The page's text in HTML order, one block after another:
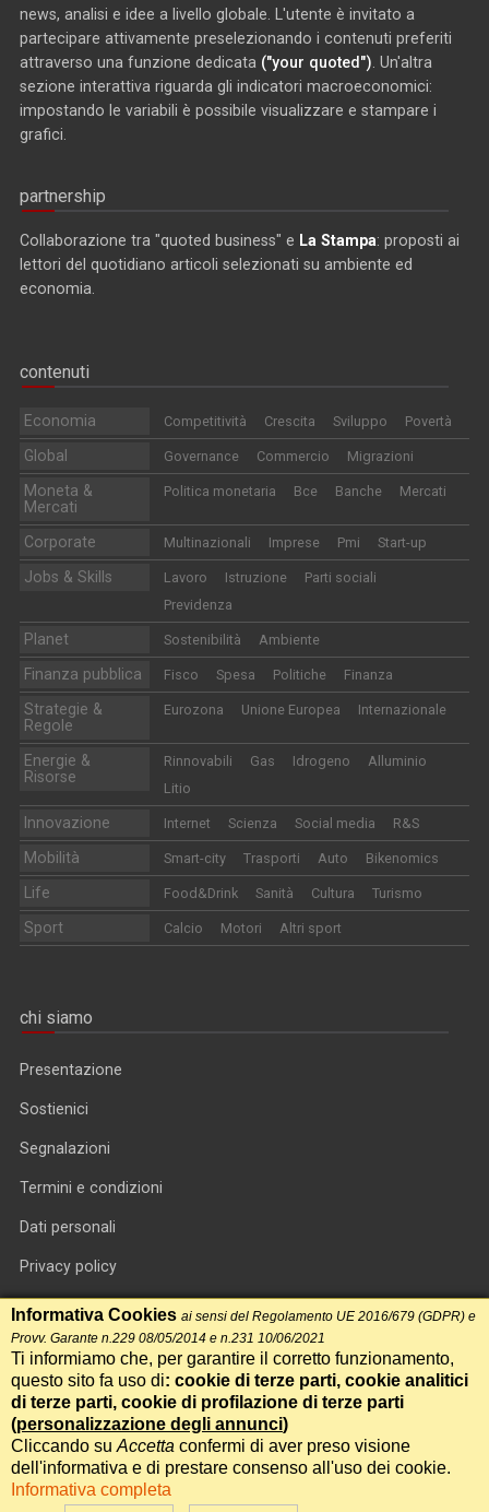
news, analisi e idee a livello globale. L'utente è invitato a
partecipare attivamente preselezionando i contenuti preferiti
attraverso una funzione dedicata ("your quoted") . Un'altra
sezione interattiva riguarda gli indicatori macroeconomici:
impostando le variabili è possibile visualizzare e stampare i
grafici.
partnership
Collaborazione tra "quoted business" e La Stampa: proposti ai
lettori del quotidiano articoli selezionati su ambiente ed
economia.
contenuti
Economia Competitività Crescita Sviluppo Povertà
Global Governance Commercio Migrazioni
Moneta &
Mercati
Politica monetaria Bce Banche Mercati
Corporate Multinazionali Imprese Pmi Start-up
Jobs & Skills Lavoro Istruzione
Parti sociali
Previdenza
Planet Sostenibilità Ambiente
Finanza pubblica Fisco Spesa Politiche Finanza
Strategie &
Regole
Eurozona Unione Europea Internazionale
Energie &
Risorse
Rinnovabili Gas Idrogeno
Alluminio
Litio
Innovazione Internet Scienza Social media R&S
Mobilità Smart-city Trasporti Auto Bikenomics
Life Food&Drink Sanità Cultura Turismo
Sport Calcio Motori Altri sport
chi siamo
Presentazione
Sostienici
Segnalazioni
Termini e condizioni
Dati personali
Privacy policy
Informativa cookie
RSS feed
RSS Top News
Contatti
International Communication S.r.l. • P.IVA 14478081004 • Testata
Informativa Cookies ai sensi del Regolamento UE 2016/679 (GDPR) e
Provv. Garante n.229 08/05/2014 e n.231 10/06/2021
Ti informiamo che, per garantire il corretto funzionamento,
questo sito fa uso di: cookie di terze parti, cookie analitici
di terze parti, cookie di profilazione di terze parti
(personalizzazione degli annunci)
Cliccando su Accetta confermi di aver preso visione
dell'informativa e di prestare consenso all'uso dei cookie.
Informativa completa